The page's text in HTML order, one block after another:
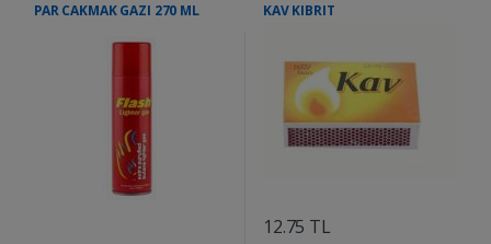
PAR CAKMAK GAZI 270 ML KAV KIBRIT
12.75 TL